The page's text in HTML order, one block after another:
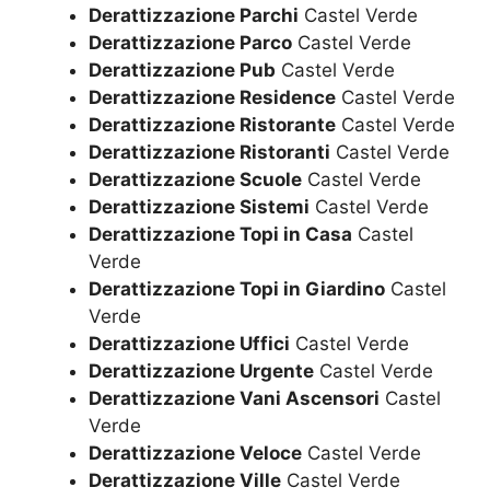
Derattizzazione Parchi Castel Verde
Derattizzazione Parco Castel Verde
Derattizzazione Pub Castel Verde
Derattizzazione Residence Castel Verde
Derattizzazione Ristorante Castel Verde
Derattizzazione Ristoranti Castel Verde
Derattizzazione Scuole Castel Verde
Derattizzazione Sistemi Castel Verde
Derattizzazione Topi in Casa Castel
Verde
Derattizzazione Topi in Giardino Castel
Verde
Derattizzazione Uffici Castel Verde
Derattizzazione Urgente Castel Verde
Derattizzazione Vani Ascensori Castel
Verde
Derattizzazione Veloce Castel Verde
Derattizzazione Ville Castel Verde